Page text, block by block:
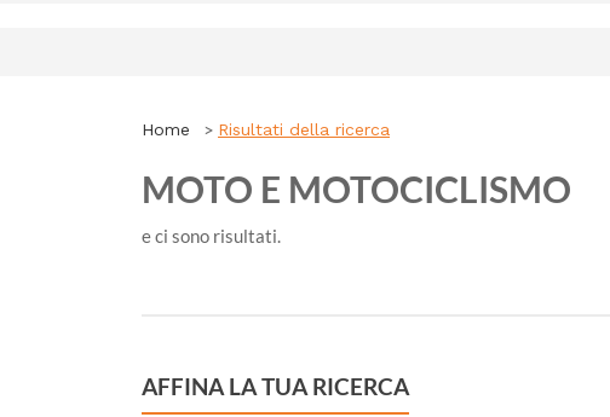
Home Risultati della ricerca
MOTO E MOTOCICLISMO
e ci sono risultati.
AFFINA LA TUA RICERCA